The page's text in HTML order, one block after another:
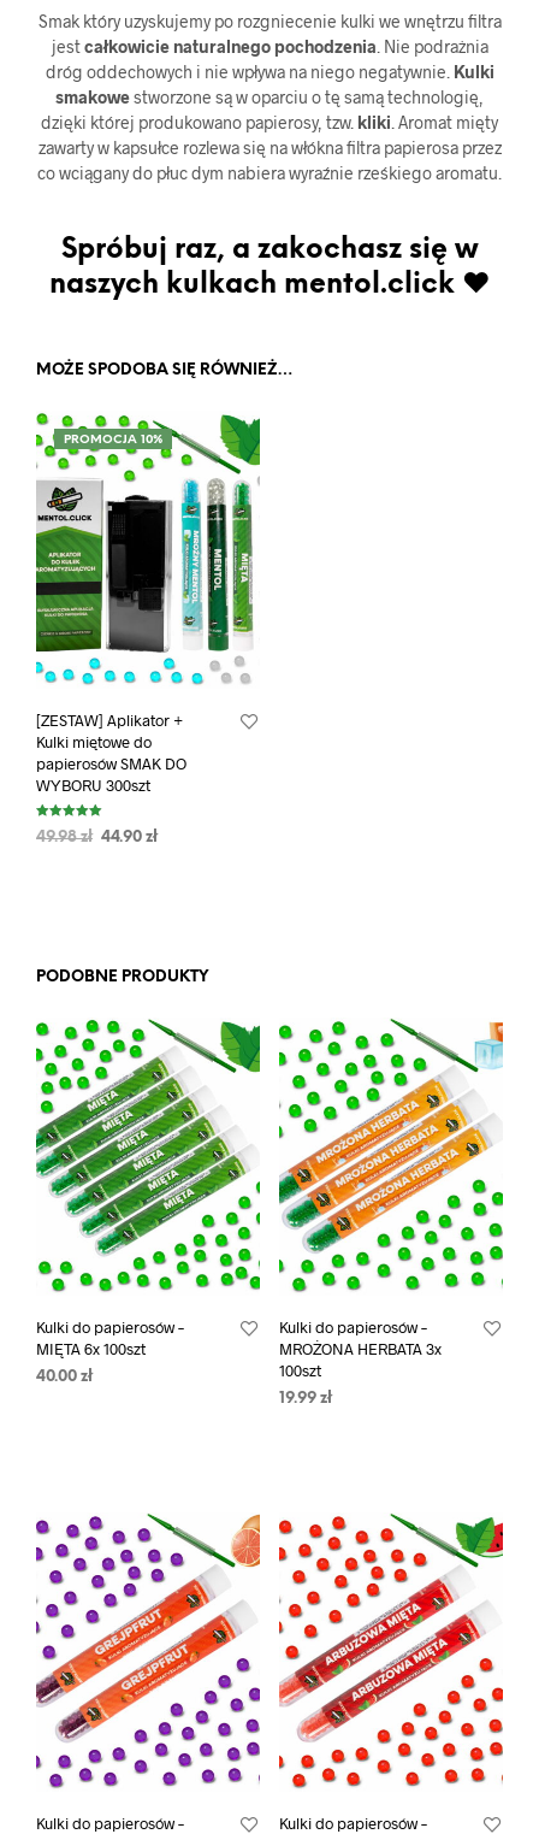
Smak który uzyskujemy po rozgniecenie kulki we wnętrzu filtra
jestcałkowicie naturalnego pochodzenia . Nie podrażnia
dróg oddechowych i nie wpływa na niego negatywnie. Kulki
smakowestworzone są w oparciu o tę samą technologię,
dzięki której produkowano papierosy, tzw. kliki . Aromat mięty
zawarty w kapsułce rozlewa się na włókna filtra papierosa przez
co wciągany do płuc dym nabiera wyraźnie rześkiego aromatu.
Spróbuj raz, a zakochasz się w
naszych kulkach mentol.click ♥
MOŻE SPODOBA SIĘ RÓWNIEŻ…
PROMOCJA 10%
[ZESTAW] Aplikator +
Kulki miętowe do
papierosów SMAK DO
WYBORU 300szt
Oceniono
5.00
49.98zł 44.90 zł
PODOBNE PRODUKTY
Kulki do papierosów –
MIĘTA 6x 100szt
40.00 zł
Kulki do papierosów –
MROŻONA HERBATA 3x
100szt
19.99 zł
Kulki do papierosów –
Kulki do papierosów –